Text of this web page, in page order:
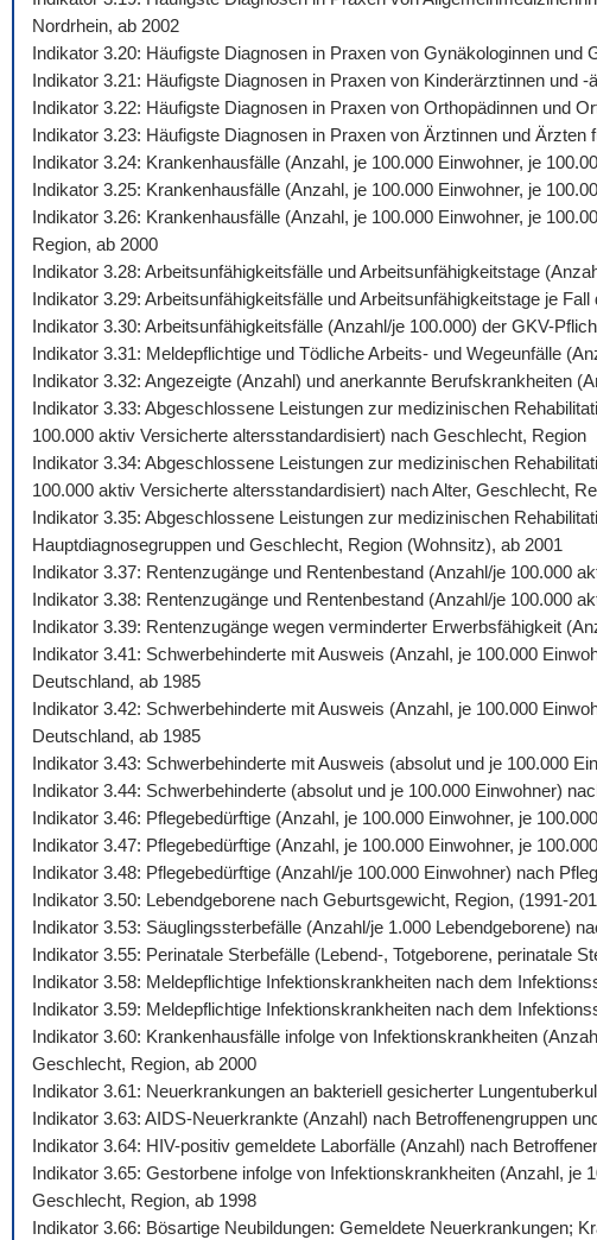
Nordrhein, ab 2002
Indikator 3.20: Häufigste Diagnosen in Praxen von Gynäkologinnen
Indikator 3.21: Häufigste Diagnosen in Praxen von Kinderärztinnen und
Indikator 3.22: Häufigste Diagnosen in Praxen von Orthopädinnen und
Indikator 3.23: Häufigste Diagnosen in Praxen von Ärztinnen und
Indikator 3.24: Krankenhausfälle (Anzahl, je 100.000 Einwohner, je
Indikator 3.25: Krankenhausfälle (Anzahl, je 100.000 Einwohner, je
Indikator 3.26: Krankenhausfälle (Anzahl, je 100.000 Einwohner, je
Region, ab 2000
Indikator 3.28: Arbeitsunfähigkeitsfälle und Arbeitsunfähigkeitstage
Indikator 3.29: Arbeitsunfähigkeitsfälle und Arbeitsunfähigkeitstage je
Indikator 3.30: Arbeitsunfähigkeitsfälle (Anzahl/je 100.000) der GKV-
Indikator 3.31: Meldepflichtige und Tödliche Arbeits- und Wegeunfälle
Indikator 3.32: Angezeigte (Anzahl) und anerkannte Berufskrankheiten
Indikator 3.33: Abgeschlossene Leistungen zur medizinischen
100.000 aktiv Versicherte altersstandardisiert) nach Geschlecht, Region
Indikator 3.34: Abgeschlossene Leistungen zur medizinischen
100.000 aktiv Versicherte altersstandardisiert) nach Alter, Geschlecht,
Indikator 3.35: Abgeschlossene Leistungen zur medizinischen
Hauptdiagnosegruppen und Geschlecht, Region (Wohnsitz), ab 2001
Indikator 3.37: Rentenzugänge und Rentenbestand (Anzahl/je 100.000
Indikator 3.38: Rentenzugänge und Rentenbestand (Anzahl/je 100.000
Indikator 3.39: Rentenzugänge wegen verminderter Erwerbsfähigkeit
Indikator 3.41: Schwerbehinderte mit Ausweis (Anzahl, je 100.000
Deutschland, ab 1985
Indikator 3.42: Schwerbehinderte mit Ausweis (Anzahl, je 100.000
Deutschland, ab 1985
Indikator 3.43: Schwerbehinderte mit Ausweis (absolut und je 100.000
Indikator 3.44: Schwerbehinderte (absolut und je 100.000 Einwohner)
Indikator 3.46: Pflegebedürftige (Anzahl, je 100.000 Einwohner, je
Indikator 3.47: Pflegebedürftige (Anzahl, je 100.000 Einwohner, je
Indikator 3.48: Pflegebedürftige (Anzahl/je 100.000 Einwohner) nach
Indikator 3.50: Lebendgeborene nach Geburtsgewicht, Region, (1991-
Indikator 3.53: Säuglingssterbefälle (Anzahl/je 1.000 Lebendgeborene)
Indikator 3.55: Perinatale Sterbefälle (Lebend-, Totgeborene, perinatale
Indikator 3.58: Meldepflichtige Infektionskrankheiten nach dem
Indikator 3.59: Meldepflichtige Infektionskrankheiten nach dem
Indikator 3.60: Krankenhausfälle infolge von Infektionskrankheiten
Geschlecht, Region, ab 2000
Indikator 3.61: Neuerkrankungen an bakteriell gesicherter
Indikator 3.63: AIDS-Neuerkrankte (Anzahl) nach Betroffenengruppen
Indikator 3.64: HIV-positiv gemeldete Laborfälle (Anzahl) nach
Indikator 3.65: Gestorbene infolge von Infektionskrankheiten (Anzahl, je
Geschlecht, Region, ab 1998
Indikator 3.66: Bösartige Neubildungen: Gemeldete Neuerkrankungen;